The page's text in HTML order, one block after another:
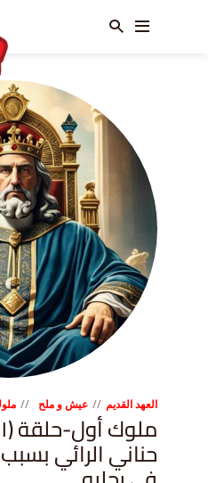
العهد القديم عيش و ملح
حناني الرائي